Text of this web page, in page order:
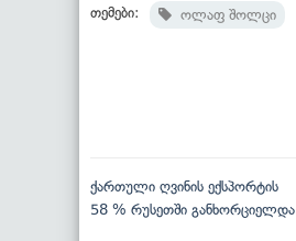
თემები: ოლაფ შოლცი
ქართული ღვინის ექსპორტის
58 % რუსეთში განხორციელდა